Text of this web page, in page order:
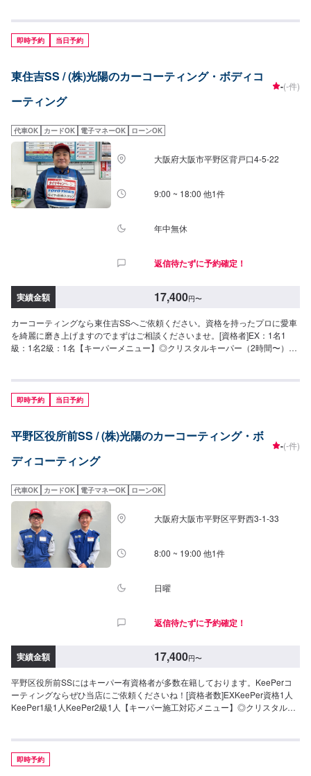
（LL）32,900円（XL）◎フレッシュキーパー（2時間〜）ノーメンテナンス
で1年耐久雨により付着した汚れが水と一緒に落ちます。（汚れによっては洗
車をする必要もあります）青空駐車でも綺麗を保ちます。27,400円（SS）
（XL）◎ダイヤモンドキーパー（3〜8時間）ノーメンテナンスで3年間耐久
より強いガラス被膜で塗装により深いツヤをだし強固に守ります。49,900円
（SS）55,100円（S）60,400円（M）64,400円（L）70,900円（LL）90,700
間耐久ダイヤモンドキーパーと同様のガラス被膜が2層でより強固になり、計
3層の被膜で車の綺麗を保ちます。72,200円（SS）79,900円（S）87,600円
（M）93,200円（L）102,900円（LL）131,400円（XL）◎エコダイヤキーパ
ー（3〜8時間）ノーメンテナンスで3年耐久新たに開発されたECOプラスレ
ジンを防ぐ独特な防汚能力を持つ被膜で、自然の雨で汚れが落ちやすくなり
ます。72,200円（SS）79,900円（S）87,600円（M）93,200円（L）
102,900円（LL）131,400円（XL）◎EXキーパー（6時間〜1日）ノーメンテ
上走行している車は研磨が必要な場合もあります）。新車のツヤと輝きを維
上記は新車施工価格です【その他メニュー】◎樹脂フェンダーキーパー（50
12,200円〜※お車によって価格が変動します。詳細はご予約時またはご来店
時にお尋ねください。◎ホイールコーティング<シングル（50分〜）>ガラス
円・20インチ〜13,900円<ダブル>シングルに加えもう1そうガラス被膜を重
ねよりつやと水弾きを保ちます。・〜15インチ15,500円・16〜19インチ
17,600円・20インチ〜20,900円
即時予約 当日予約
東住吉SS / (株)光陽のカーコーティング・ボディコ
ーティング
-(-件)
代車OK カードOK 電子マネーOK ローンOK
大阪府大阪市平野区背戸口4-5-22
9:00 ~ 18:00 他1件
年中無休
返信待たずに予約確定！
実績金額 17,400円〜
カーコーティングなら東住吉SSへご依頼ください。資格を持ったプロに愛車
を綺麗に磨き上げますのでまずはご相談くださいませ。[資格者]EX：1名1
級：1名2級：1名【キーパーメニュー】◎クリスタルキーパー（2時間〜）ノ
（XL）◎フレッシュキーパー（2時間〜）ノーメンテナンスで1年耐久雨によ
り付着した汚れが水と一緒に落ちます。（汚れによっては洗車をする必要も
あります）青空駐車でも綺麗を保ちます。27,400円（SS）29,500円（S）
ドキーパー（3〜8時間）ノーメンテナンスで3年間耐久より強いガラス被膜
で塗装により深いツヤをだし強固に守ります。49,900円（SS）55,100円
（S）60,400円（M）64,400円（L）70,900円（LL）90,700円（XL）◎Wダ
ンドキーパーと同様のガラス被膜が2層でより強固になり、計3層の被膜で車
の綺麗を保ちます。72,200円（SS）79,900円（S）87,600円（M）93,200円
（L）102,900円（LL）131,400円（XL）◎エコダイヤキーパー（3〜8時間）
ノーメンテナンスで3年耐久新たに開発されたECOプラスレジンを防ぐ独特
な防汚能力を持つ被膜で、自然の雨で汚れが落ちやすくなります。72,200円
（SS）79,900円（S）87,600円（M）93,200円（L）102,900円（LL）
131,400円（XL）◎EXキーパー（6時間〜1日）ノーメンテナンスで3年耐久
は研磨が必要な場合もあります）。新車のツヤと輝きを維持し、洗車の回数
格です【その他メニュー】◎樹脂フェンダーキーパー（50分〜）無塗装樹脂
よって価格が変動します。詳細はご予約時またはご来店時にお尋ねくださ
い。◎ホイールコーティング<シングル（50分〜）>ガラス被膜でホイールを
13,900円<ダブル>シングルに加えもう1そうガラス被膜を重ねよりつやと水
弾きを保ちます。・〜15インチ15,500円・16〜19インチ17,600円・20イン
チ〜20,900円
即時予約 当日予約
平野区役所前SS / (株)光陽のカーコーティング・ボ
ディコーティング
-(-件)
代車OK カードOK 電子マネーOK ローンOK
大阪府大阪市平野区平野西3-1-33
8:00 ~ 19:00 他1件
日曜
返信待たずに予約確定！
実績金額 17,400円〜
平野区役所前SSにはキーパー有資格者が多数在籍しております。KeePerコ
ーティングならぜひ当店にご依頼くださいね！[資格者数]EXKeePer資格1人
KeePer1級1人KeePer2級1人【キーパー施工対応メニュー】◎クリスタルキ
円（LL）32,900円（XL）◎フレッシュキーパー（2時間〜）ノーメンテナン
スで1年耐久雨により付着した汚れが水と一緒に落ちます。（汚れによっては
洗車をする必要もあります）青空駐車でも綺麗を保ちます。27,400円（SS）
即時予約